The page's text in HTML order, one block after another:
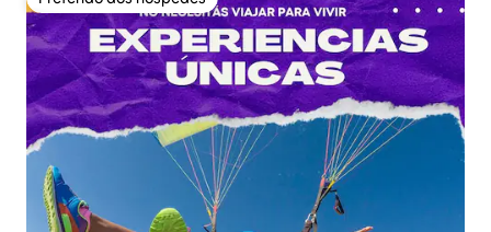
Preferido dos hóspedes